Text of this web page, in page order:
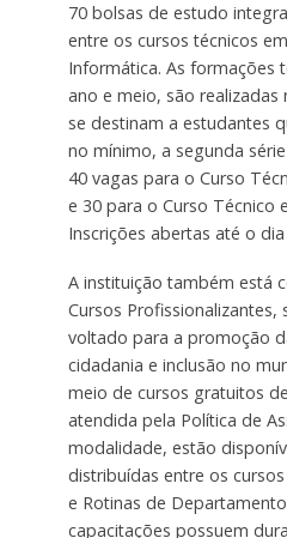
70 bolsas de estudo
entre os cursos técnicos
Informática. As formações
ano e meio, são
se destinam a estudantes
no mínimo, a segunda
40 vagas para o Curso
e 30 para o Curso Técnico
Inscrições abertas até o
A instituição também está
Cursos
voltado para a promoção
cidadania e inclusão no
meio de cursos gratuitos
atendida pela Política de
modalidade, estão
distribuídas entre os
e Rotinas de
capacitações possuem